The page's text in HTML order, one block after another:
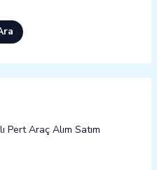
Pert Araç Alım Satım